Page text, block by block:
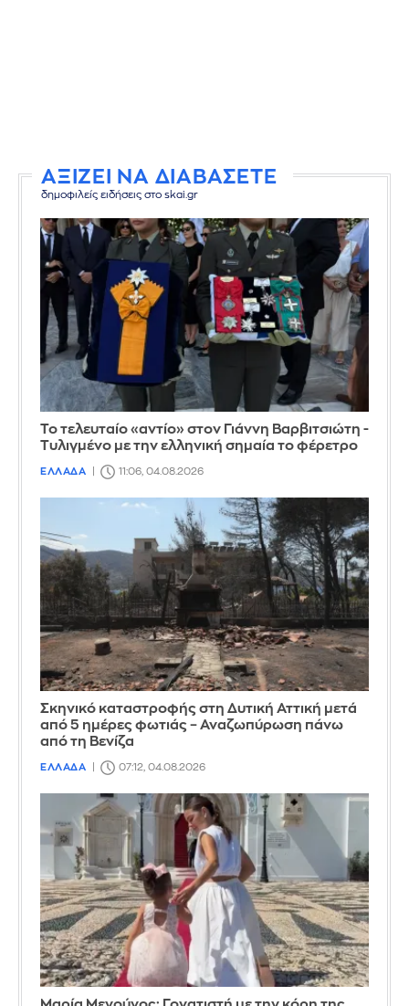
ΑΞΙΖΕΙ ΝΑ ΔΙΑΒΑΣΕΤΕ
δημοφιλείς ειδήσεις στο skai.gr
Το τελευταίο «αντίο» στον Γιάννη Βαρβιτσιώτη -
Τυλιγμένο με την ελληνική σημαία το φέρετρο
ΕΛΛΑΔΑ 11:06, 04.08.2026
Σκηνικό καταστροφής στη Δυτική Αττική μετά
από 5 ημέρες φωτιάς – Αναζωπύρωση πάνω
από τη Βενίζα
ΕΛΛΑΔΑ 07:12, 04.08.2026